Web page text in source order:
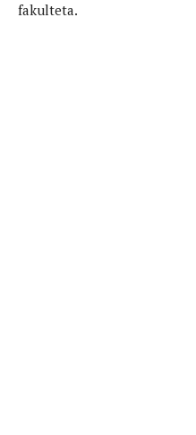
fakulteta.